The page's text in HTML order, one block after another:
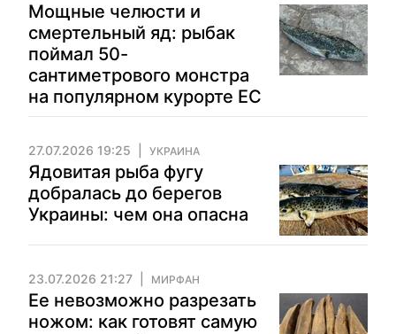
Мощные челюсти и
смертельный яд: рыбак
поймал 50-
сантиметрового монстра
на популярном курорте ЕС
27.07.2026 19:25 УКРАИНА
Ядовитая рыба фугу
добралась до берегов
Украины: чем она опасна
23.07.2026 21:27 МИРФАН
Ее невозможно разрезать
ножом: как готовят самую